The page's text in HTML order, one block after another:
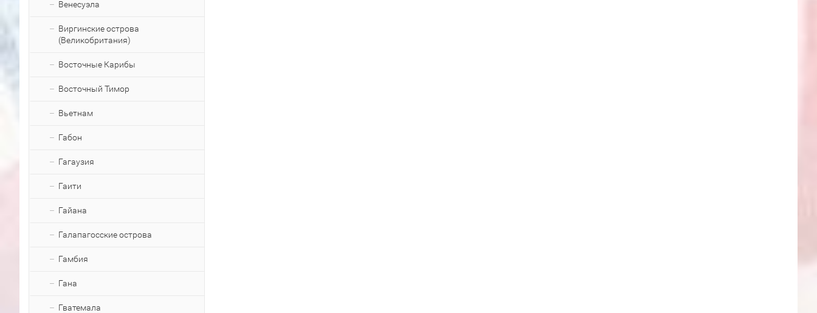
Венесуэла
Виргинские острова
(Великобритания)
Восточные Карибы
Восточный Тимор
Вьетнам
Габон
Гагаузия
Гаити
Гайана
Галапагосские острова
Гамбия
Гана
Гватемала